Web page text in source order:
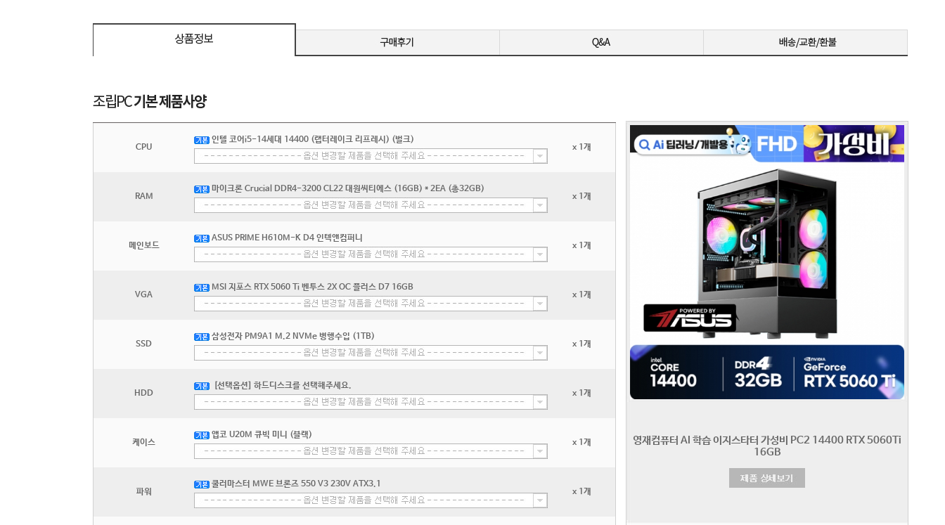
CPU
인텔 코어i5-14세대 14400 (랩터레이크 리프레시) (벌크)
x 1개
RAM
마이크론 Crucial DDR4-3200 CL22 대원씨티에스 (16GB) * 2EA (총32GB)
x 1개
메인보드
ASUS PRIME H610M-K D4 인텍앤컴퍼니
x 1개
VGA
MSI 지포스 RTX 5060 Ti 벤투스 2X OC 플러스 D7 16GB
x 1개
SSD
삼성전자 PM9A1 M.2 NVMe 병행수입 (1TB)
x 1개
HDD
[선택옵션] 하드디스크를 선택해주세요.
x 1개
케이스
앱코 U20M 큐빅 미니 (블랙)
x 1개
파워
쿨러마스터 MWE 브론즈 550 V3 230V ATX3.1
x 1개